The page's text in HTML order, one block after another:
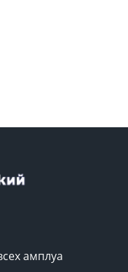
амплуа